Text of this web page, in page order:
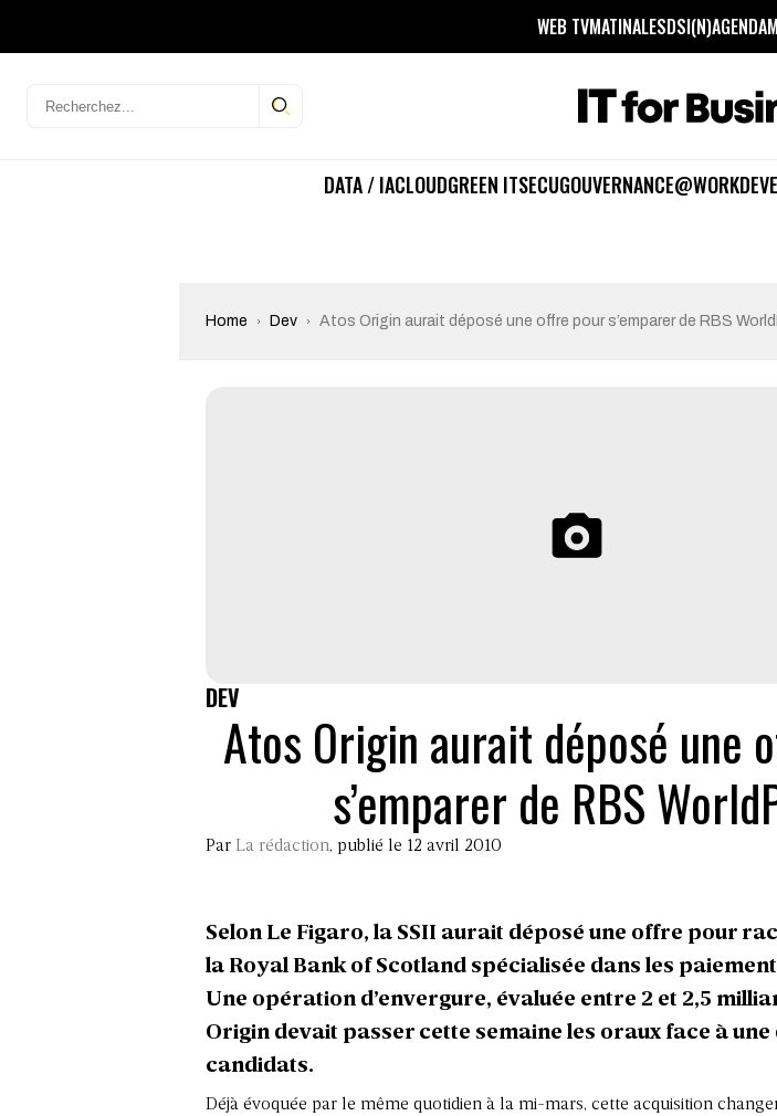
WEB TVMATINALESDSI(N)AGENDA
DATA / IACLOUDGREEN ITSECUGOUVERNANCE@WORKDEV
Home Dev Atos Origin aurait déposé une offre pour s’emparer de RBS
DEV
Atos Origin aurait déposé une
s’emparer de RBS
Par La rédaction, publié le 12 avril 2010
Selon Le Figaro, la SSII aurait déposé une offre pour
la Royal Bank of Scotland spécialisée dans les
Une opération d’envergure, évaluée entre 2 et 2,5
Origin devait passer cette semaine les oraux face à une
candidats.
Déjà évoquée par le même quotidien à la mi-mars, cette acquisition